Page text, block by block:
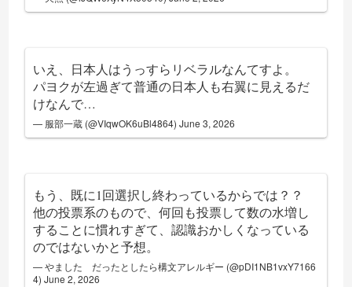
いえ、日本人はうっすらリベラルなんてすよ。
パヨクが左過ぎて普通の日本人も右翼に見えるだ
けなんで…
— 服部一蔵 (@VIqwOK6uBl4864)June 3, 2026
もう、既に1回選択し終わっているからでは？？
他の投票系のもので、何回も投票して数の水増し
することに慣れすぎて、認識おかしくなっている
のではないかと予想。
— やました だったとしたら構文アレルギー (@pDI1NB1vxY7166
4)June 2, 2026